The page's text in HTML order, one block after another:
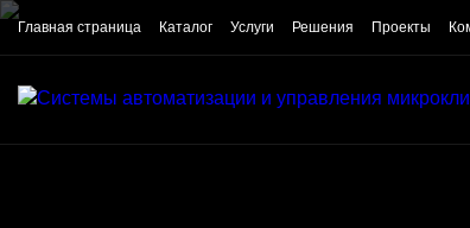
Главная страница Каталог Услуги Решения Проекты